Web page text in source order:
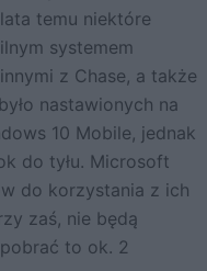
temu niektóre
systemem
z Chase, a także
nastawionych na
10 Mobile, jednak
do tyłu. Microsoft
do korzystania z ich
zaś, nie będą
to ok. 2